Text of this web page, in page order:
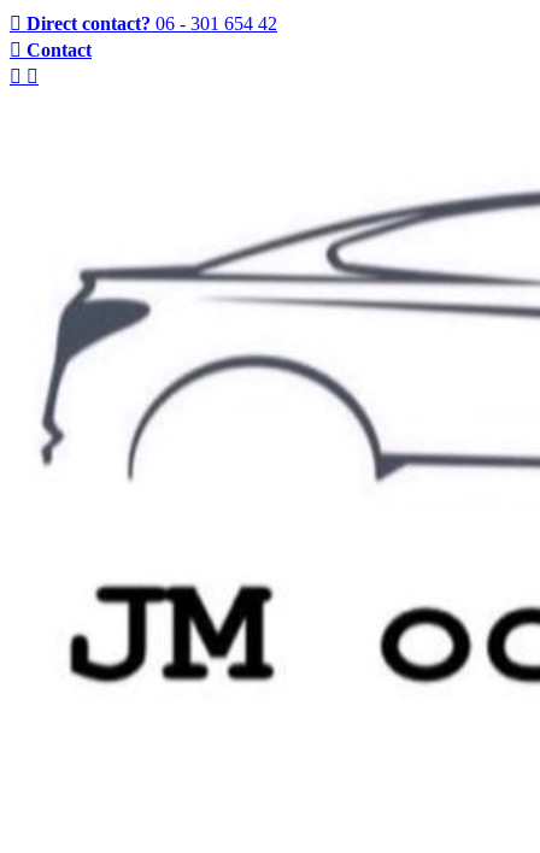
Direct contact? 06 - 301 654 42
Contact